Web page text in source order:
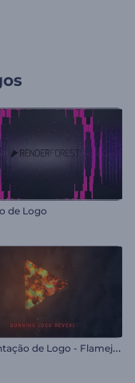
de Logo
A
presentação de Logo - Flamejante